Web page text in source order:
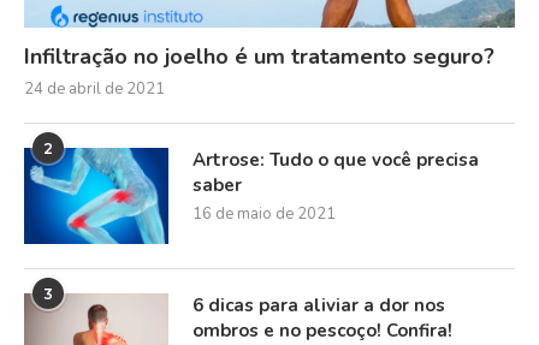
Infiltração no joelho é um tratamento seguro?
24 de abril de 2021
2
Artrose: Tudo o que você precisa
saber
16 de maio de 2021
3
6 dicas para aliviar a dor nos
ombros e no pescoço! Confira!